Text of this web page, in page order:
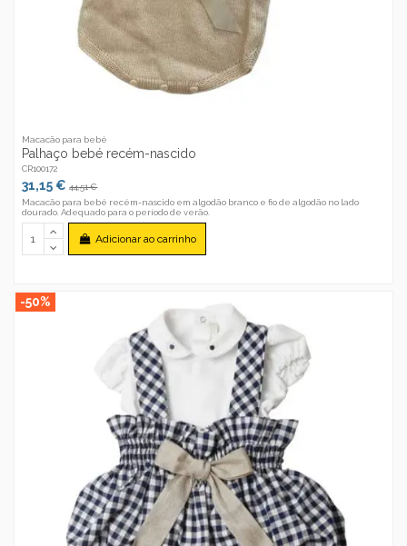
Macacão para bebé
Palhaço bebé recém-nascido
CR100172
31,15 €44,51 €
Macacão para bebé recém-nascido em algodão branco e fio de algodão no lado
dourado. Adequado para o período de verão.
Adicionar ao carrinho
-50%